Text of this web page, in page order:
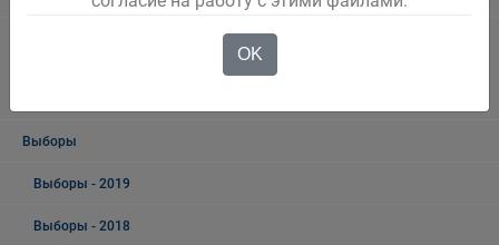
Информация о результатах проверок результативности
(экономности и эффективности) использования средств бюджета
Выборы
Выборы - 2019
Выборы - 2018
OK